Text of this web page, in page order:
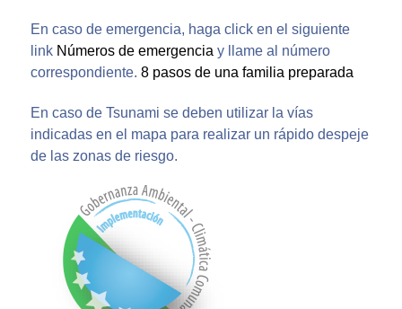
En caso de emergencia, haga click en el siguiente
link Números de emergencia y llame al número
correspondiente. 8 pasos de una familia preparada
En caso de Tsunami se deben utilizar la vías
indicadas en el mapa para realizar un rápido despeje
de las zonas de riesgo.